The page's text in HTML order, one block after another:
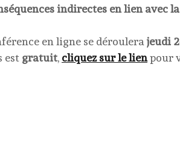
indirectes en lien avec
en ligne se déroulera jeudi
est gratuit, cliquez sur le lienpour